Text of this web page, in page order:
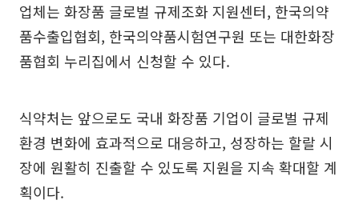
업체는 화장품 글로벌 규제조화 지원센터, 한국의약
품수출입협회, 한국의약품시험연구원 또는 대한화장
품협회 누리집에서 신청할 수 있다.
식약처는 앞으로도 국내 화장품 기업이 글로벌 규제
환경 변화에 효과적으로 대응하고, 성장하는 할랄 시
장에 원활히 진출할 수 있도록 지원을 지속 확대할 계
획이다.